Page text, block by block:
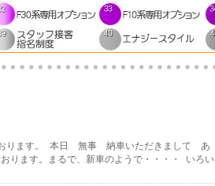
ます。 本日 無事 納車いただきまして あ
ります。まるで、新車のようで・・・・ いろい